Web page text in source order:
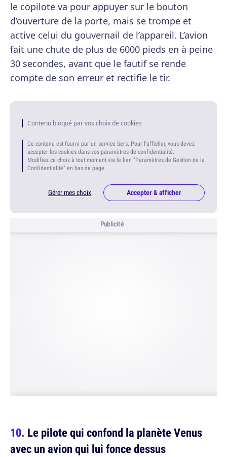
le copilote va pour appuyer sur le bouton
d’ouverture de la porte, mais se trompe et
active celui du gouvernail de l’appareil. L’avion
fait une chute de plus de 6000 pieds en à peine
30 secondes, avant que le fautif se rende
compte de son erreur et rectifie le tir.
Contenu bloqué par vos choix de cookies
Ce contenu est fourni par un service tiers. Pour l'afficher, vous devez
accepter les cookies dans vos paramètres de confidentialité.
Modifiez ce choix à tout moment via le lien "Paramètres de Gestion de la
Confidentialité" en bas de page.
Gérer mes choix Accepter & afficher
Publicité
Le pilote qui confond la planète Venus
avec un avion qui lui fonce dessus